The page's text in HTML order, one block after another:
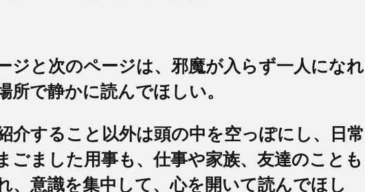
ジと次のページは、邪魔が入らず一人になれ
所で静かに読んでほしい。
介すること以外は頭の中を空っぽにし、日常
ごました用事も、仕事や家族、友達のことも
、意識を集中して、心を開いて読んでほし